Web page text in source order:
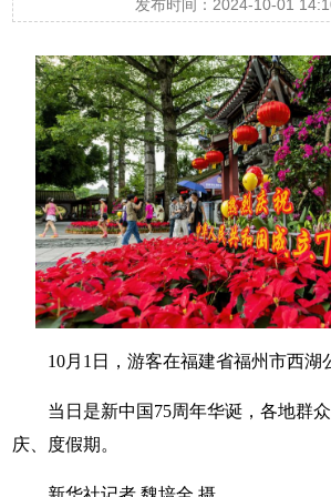
发布时间：2024-10-01
10月1日，游客在福建省福州市西湖
当日是新中国75周年华诞，各地群
庆、度假期。